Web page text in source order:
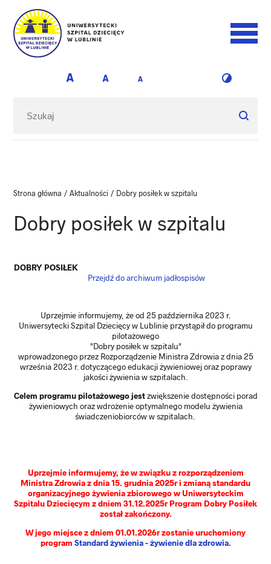
Strona główna /Aktualności / Dobry posiłek w szpitalu
Dobry posiłek w szpitalu
DOBRY POSIŁEK
Przejdź do archiwum jadłospisów
Uprzejmie informujemy, że od 25 października 2023 r.
Uniwersytecki Szpital Dziecięcy w Lublinie przystąpił do programu
pilotażowego
"Dobry posiłek w szpitalu"
wprowadzonego przez Rozporządzenie Ministra Zdrowia z dnia 25
września 2023 r. dotyczącego edukacji żywieniowej oraz poprawy
jakości żywienia w szpitalach.
Celem programu pilotażowego jestzwiększenie dostępności porad
żywieniowych oraz wdrożenie optymalnego modelu żywienia
świadczeniobiorców w szpitalach.
Uprzejmie informujemy, że w związku z rozporządzeniem
Ministra Zdrowia z dnia 15. grudnia 2025r i zmianą standardu
organizacyjnego żywienia zbiorowego w Uniwersyteckim
Szpitalu Dziecięcym z dniem 31.12.2025r Program Dobry Posiłek
został zakończony.
W jego miejsce z dniem 01.01.2026r zostanie uruchomiony
program Standard żywienia - żywienie dla zdrowia.